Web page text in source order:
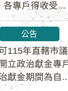
各專戶得收受...
公告
115年直轄市
立政治獻金專
獻金期間為自